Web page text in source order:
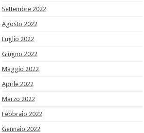
Settembre 2022
Agosto 2022
Luglio 2022
Giugno 2022
Maggio 2022
Aprile 2022
Marzo 2022
Febbraio 2022
Gennaio 2022